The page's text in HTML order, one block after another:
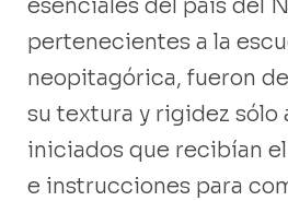
esenciales del país del
pertenecientes a la
neopitagórica, fueron
su textura y rigidez sólo
iniciados que recibían
e instrucciones para